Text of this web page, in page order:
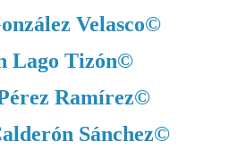
Velasco©
Lago Tizón©
Ramírez©
Sánchez©